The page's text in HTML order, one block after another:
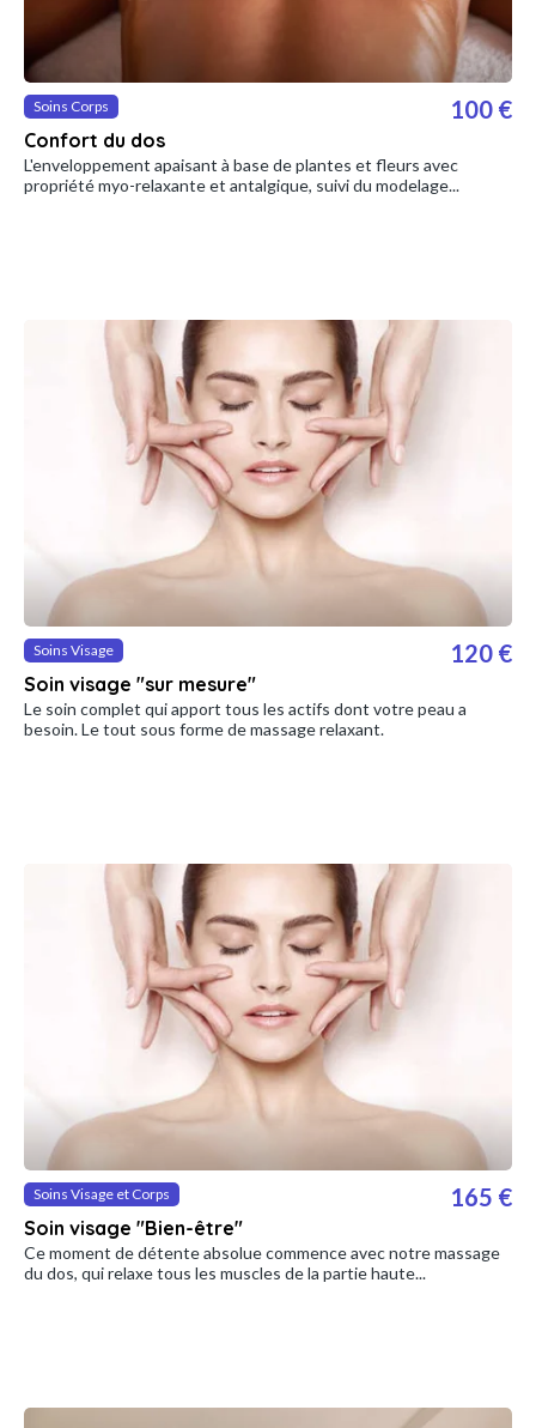
Soins Corps
Confort du dos
100 €
L'enveloppement apaisant à base de plantes et fleurs avec
propriété myo-relaxante et antalgique, suivi du modelage...
Soins Visage
Soin visage "sur mesure"
120 €
Le soin complet qui apport tous les actifs dont votre peau a
besoin. Le tout sous forme de massage relaxant.
Soins Visage et Corps
Soin visage "Bien-être"
165 €
Ce moment de détente absolue commence avec notre massage
du dos, qui relaxe tous les muscles de la partie haute...